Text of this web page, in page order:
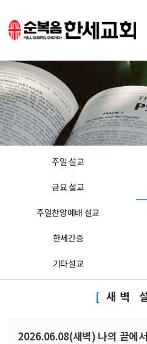
주일 설교
금요 설교
주일찬양예배 설교
한세간증
기타설교
새벽
2026.06.08(새벽) 나의 끝에